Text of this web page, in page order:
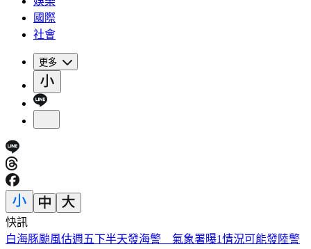
國際
社會
更多
快訊
狄鶯剛返台、孫安佐出庭後首發聲 孫鵬：誰家的鍋底沒有灰